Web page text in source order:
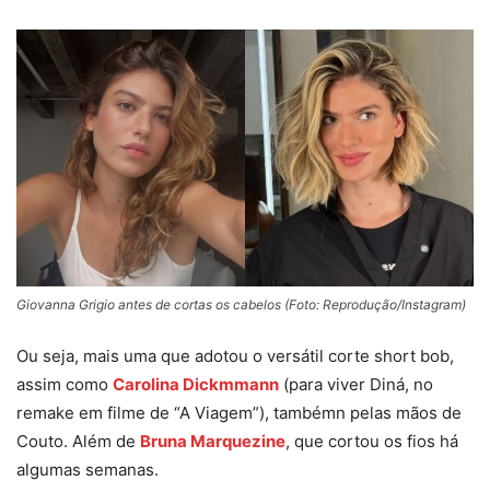
Giovanna Grigio antes de cortas os cabelos (Foto: Reprodução/Instagram)
Ou seja, mais uma que adotou o versátil corte short bob,
assim como Carolina Dickmmann (para viver Diná, no
remake em filme de “A Viagem”), tambémn pelas mãos de
Couto. Além de Bruna Marquezine, que cortou os fios há
algumas semanas.